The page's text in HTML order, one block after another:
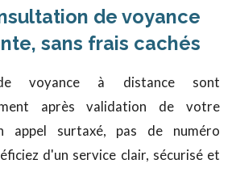
de voyance
sans frais cachés
voyance à distance sont
après validation de votre
appel surtaxé, pas de numéro
d'un service clair, sécurisé et